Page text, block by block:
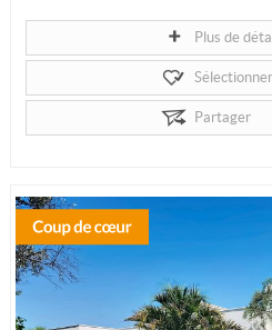
Plus de
Sélectionner
Partager